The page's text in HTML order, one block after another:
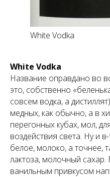
White Vodka
White Vodka
Название оправдано во
это, собственно
совсем водка, а
медных, как обычно, а в
перегонных кубах, мол,
воздействия света. Ну и
белое, молоко, а точнее,
лактоза, молочный сахар.
ванильным привкусом